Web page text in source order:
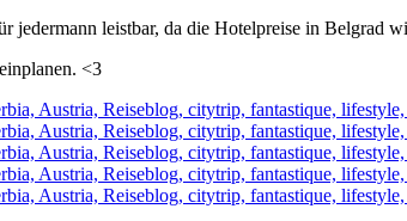
jedermann leistbar, da die Hotelpreise in Belgrad
<3